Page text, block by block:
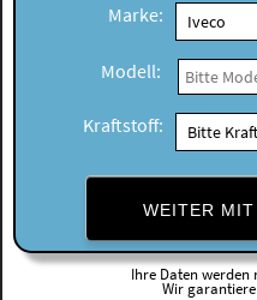
Marke:
Modell:
Kraftstoff:
WEITER
Ihre Daten
Wir